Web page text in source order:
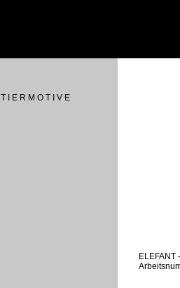
T I E R M O T I V E
ELEFANT